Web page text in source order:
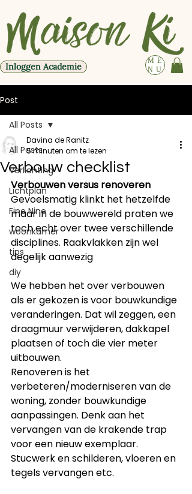
ME
NU
Inloggen Academie
Post
All Posts
Verlichting
Lichtplan
Fine Nine
woonkamer
tips
diy
All Posts
Verbouw checklist
Davina de Ranitz
5 minuten om te lezen
Verbouwen versus renoveren
Gevoelsmatig klinkt het hetzelfde
maar in de bouwwereld praten we
toch echt over twee verschillende
disciplines. Raakvlakken zijn wel
degelijk aanwezig
We hebben het over verbouwen
als er gekozen is voor bouwkundige
veranderingen. Dat wil zeggen, een
draagmuur verwijderen, dakkapel
plaatsen of toch die vier meter
uitbouwen.
Renoveren is het
verbeteren/moderniseren van de
woning, zonder bouwkundige
aanpassingen. Denk aan het
vervangen van de krakende trap
voor een nieuw exemplaar.
Stucwerk en schilderen, vloeren en
tegels vervangen etc.